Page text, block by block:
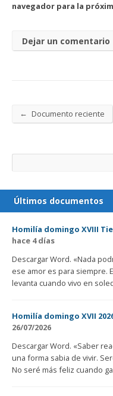
navegador para la
← Documento reciente
Buscar
Últimos documentos
Homilía domingo XVIII
hace 4 días
Descargar Word. «Nada
ese amor es para siempre.
levanta cuando vivo en
Homilía domingo XVII
26/07/2026
Descargar Word. «Saber
una forma sabia de vivir.
No seré más feliz cuando